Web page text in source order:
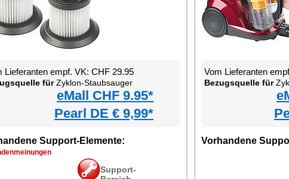
Lieferanten empf. VK: CHF 29.95
fürZyklon-Staubsauger
eMall CHF 9.95*
Pearl DE € 9,99*
Support-Elemente:
Support-
Vom Lieferanten
Bezugsquelle für
Vorhandene